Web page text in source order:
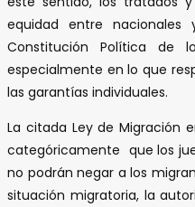
equidad entre nacionales
Constitución Política de
especialmente en lo que
las garantías individuales.
La citada Ley de Migración
categóricamente que los
no podrán negar a los
situación migratoria, la